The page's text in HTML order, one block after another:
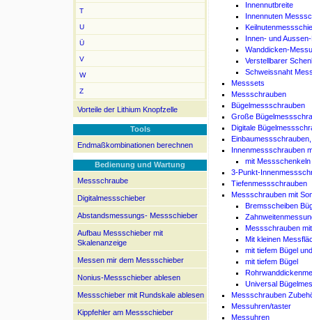
T
U
Ü
V
W
Z
Vorteile der Lithium Knopfzelle
Tools
Endmaßkombinationen berechnen
Bedienung und Wartung
Messschraube
Digitalmessschieber
Abstandsmessungs- Messschieber
Aufbau Messschieber mit
Skalenanzeige
Messen mir dem Messschieber
Nonius-Messschieber ablesen
Messschieber mit Rundskale ablesen
Kippfehler am Messschieber
Innennutbreite
Innennuten
Innen- und
Wanddicken-
Verstellbarer
Schweissnaht
Messsets
Messschrauben
Bügelmessschrauben
Große
Digitale
Innenmessschrauben
mit Messschenkeln
3-Punkt-
Tiefenmessschrauben
Messschrauben mit
Bremsscheiben
Messschrauben
Mit kleinen
mit tiefem Bügel
mit tiefem Bügel
Universal
Messschrauben
Messuhren/taster
Messuhren